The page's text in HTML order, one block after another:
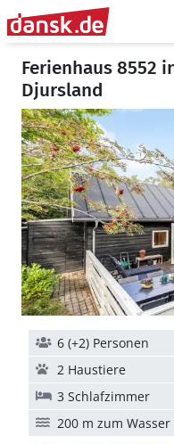
Ferienhaus 8552
Djursland
6 (+2) Personen
2 Haustiere
3 Schlafzimmer
200 m zum Wasser